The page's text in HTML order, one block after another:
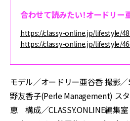
合わせて読みたい！オードリー
https://classy-online.jp/lifestyle/
https://classy-online.jp/lifestyle/
モデル／オードリー亜谷香 撮影
野友香子(Perle Management) ス
恵 構成／CLASSY.ONLINE編集室